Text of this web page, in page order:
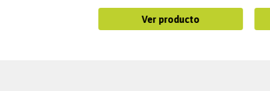
Ver producto